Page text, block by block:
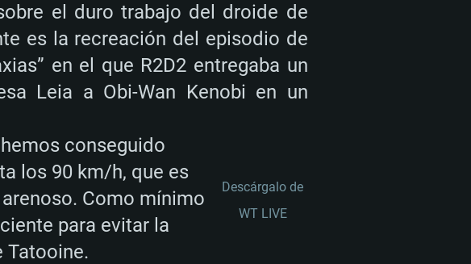
Para Linux
el duro trabajo del droide de
es la recreación del episodio de
en el que R2D2 entregaba un
Leia a Obi-Wan Kenobi en un
conseguido
los 90 km/h, que es
Como mínimo
para evitar la
Tatooine.
Descárgalo de
WT LIVE